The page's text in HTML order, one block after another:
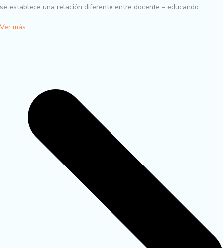
se establece una relación diferente entre docente – educando.
Ver más